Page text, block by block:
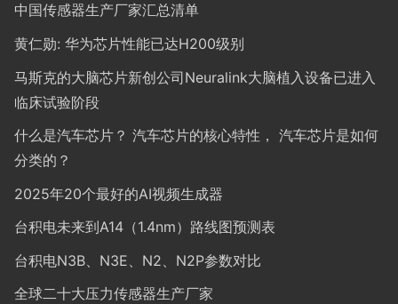
中国传感器生产厂家汇总清单
黄仁勋: 华为芯片性能已达H200级别
马斯克的大脑芯片新创公司Neuralink大脑植入设备已进入
临床试验阶段
什么是汽车芯片？ 汽车芯片的核心特性， 汽车芯片是如何
分类的？
2025年20个最好的AI视频生成器
台积电未来到A14（1.4nm）路线图预测表
台积电N3B、N3E、N2、N2P参数对比
全球二十大压力传感器生产厂家